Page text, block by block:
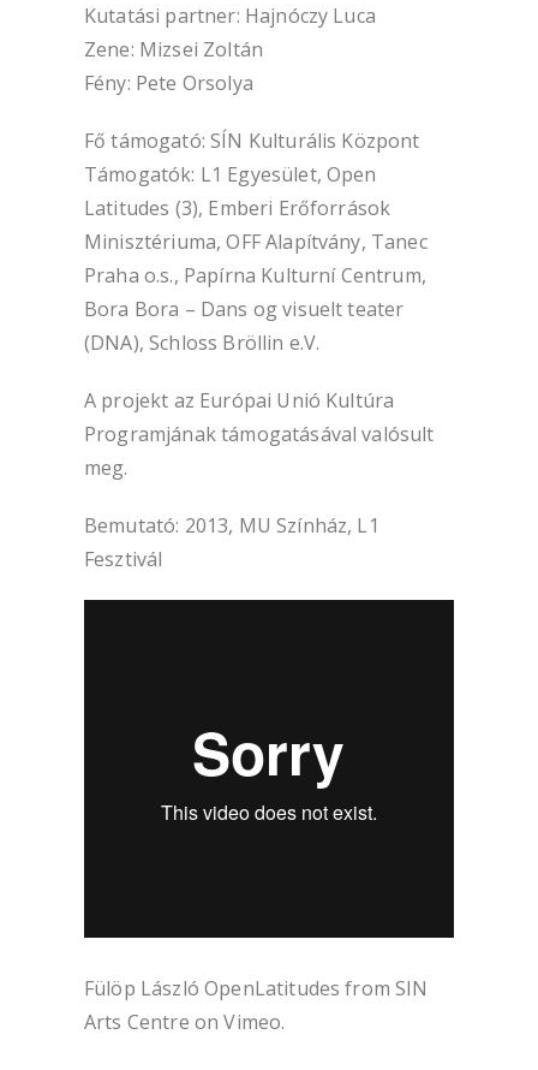
Kutatási partner: Hajnóczy Luca
Zene: Mizsei Zoltán
Fény: Pete Orsolya
Fő támogató: SÍN Kulturális Központ
Támogatók: L1 Egyesület, Open
Latitudes (3), Emberi Erőforrások
Minisztériuma, OFF Alapítvány, Tanec
Praha o.s., Papírna Kulturní Centrum,
Bora Bora – Dans og visuelt teater
(DNA), Schloss Bröllin e.V.
A projekt az Európai Unió Kultúra
Programjának támogatásával valósult
meg.
Bemutató: 2013, MU Színház, L1
Fesztivál
Fülöp László OpenLatitudes fromSIN
Arts Centre onVimeo.